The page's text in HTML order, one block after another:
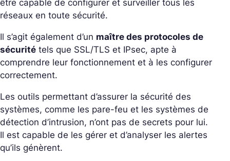
être capable de configurer et surveiller tous les
réseaux en toute sécurité.
Il s’agit également d’un maître des protocoles de
sécurité tels que SSL/TLS et IPsec, apte à
comprendre leur fonctionnement et à les configurer
correctement.
Les outils permettant d’assurer la sécurité des
systèmes, comme les pare-feu et les systèmes de
détection d’intrusion, n’ont pas de secrets pour lui.
Il est capable de les gérer et d’analyser les alertes
qu’ils génèrent.